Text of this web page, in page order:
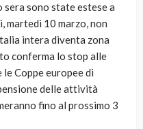
sera sono state estese a
10 marzo, non
intera diventa zona
conferma lo stop alle
Coppe europee di
delle attività
fino al prossimo 3